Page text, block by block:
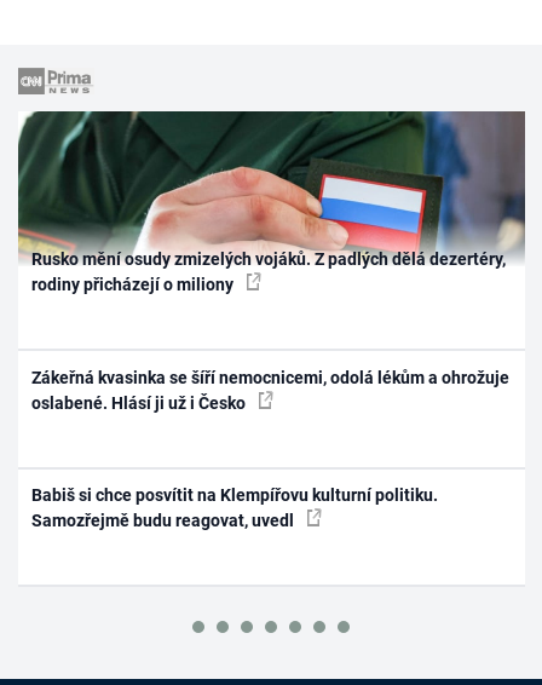
Rusko mění osudy zmizelých vojáků. Z padlých dělá dezertéry,
rodiny přicházejí o miliony
Zákeřná kvasinka se šíří nemocnicemi, odolá lékům a ohrožuje
oslabené. Hlásí ji už i Česko
Babiš si chce posvítit na Klempířovu kulturní politiku.
Samozřejmě budu reagovat, uvedl